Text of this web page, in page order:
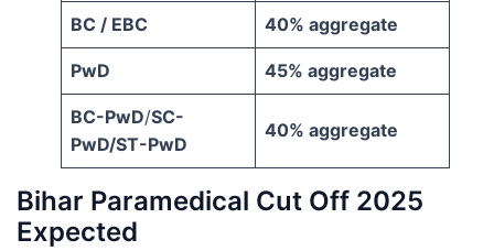
BC / EBC 40% aggregate
PwD 45% aggregate
BC-PwD/SC-
PwD/ST-PwD
40% aggregate
Bihar Paramedical Cut Off 2025
Expected